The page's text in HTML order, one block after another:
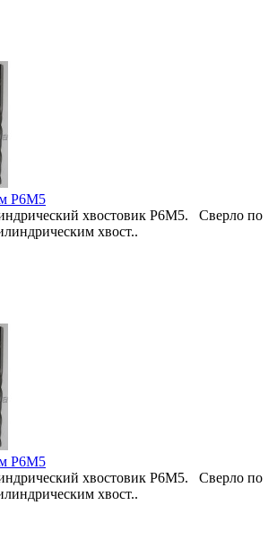
Р6М5
хвостовик Р6М5. Сверло по
хвост..
Р6М5
хвостовик Р6М5. Сверло по
хвост..